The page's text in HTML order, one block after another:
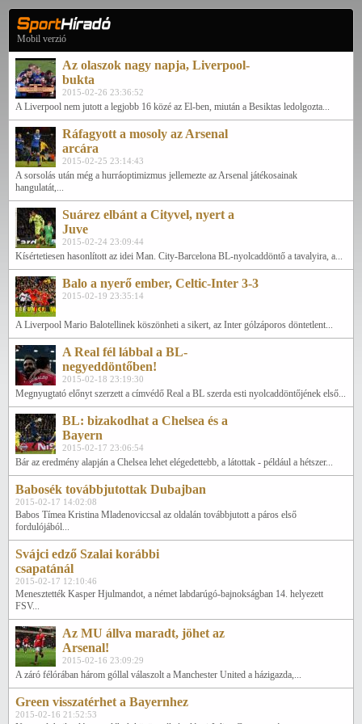
Mobil verzió
Az olaszok nagy napja, Liverpool-
bukta
2015-02-26 23:36:52
A Liverpool nem jutott a legjobb 16 közé az El-ben, miután a Besiktas ledolgozta...
Ráfagyott a mosoly az Arsenal
arcára
2015-02-25 23:14:43
A sorsolás után még a hurráoptimizmus jellemezte az Arsenal játékosainak
hangulatát,...
Suárez elbánt a Cityvel, nyert a
Juve
2015-02-24 23:09:44
Kísértetiesen hasonlított az idei Man. City-Barcelona BL-nyolcaddöntő a tavalyira, a...
Balo a nyerő ember, Celtic-Inter 3-3
2015-02-19 23:35:14
A Liverpool Mario Balotellinek köszönheti a sikert, az Inter gólzáporos döntetlent...
A Real fél lábbal a BL-
negyeddöntőben!
2015-02-18 23:19:30
Megnyugtató előnyt szerzett a címvédő Real a BL szerda esti nyolcaddöntőjének első...
BL: bizakodhat a Chelsea és a
Bayern
2015-02-17 23:06:54
Bár az eredmény alapján a Chelsea lehet elégedettebb, a látottak - például a hétszer...
Babosék továbbjutottak Dubajban
2015-02-17 14:02:08
Babos Tímea Kristina Mladenoviccsal az oldalán továbbjutott a páros első
fordulójából...
Svájci edző Szalai korábbi
csapatánál
2015-02-17 12:10:46
Menesztették Kasper Hjulmandot, a német labdarúgó-bajnokságban 14. helyezett
FSV...
Az MU állva maradt, jöhet az
Arsenal!
2015-02-16 23:09:29
A záró félórában három góllal válaszolt a Manchester United a házigazda,...
Green visszatérhet a Bayernhez
2015-02-16 21:52:53